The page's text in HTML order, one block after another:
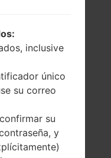
Extraíble Li-Ion
3200 mAh
inclusive
único
su correo
su
y